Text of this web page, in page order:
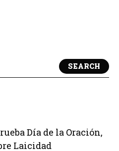
SEARCH
Día de la Oración,
Laicidad